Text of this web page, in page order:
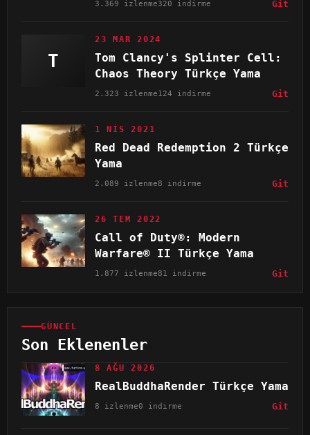
3.369 izlenme320 indirme Git
T
23 MAR 2024
Tom Clancy's Splinter Cell:
Chaos Theory Türkçe Yama
2.323 izlenme124 indirme Git
1 NIS 2021
Red Dead Redemption 2 Türkçe
Yama
2.089 izlenme8 indirme Git
26 TEM 2022
Call of Duty®: Modern
Warfare® II Türkçe Yama
1.877 izlenme81 indirme Git
GÜNCEL
Son Eklenenler
8 AĞU 2026
RealBuddhaRender Türkçe Yama
8 izlenme0 indirme Git